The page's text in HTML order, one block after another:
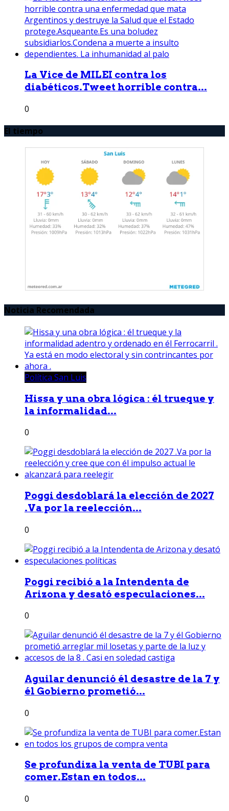
La Vice de MILEI contra los
diabéticos.Tweet horrible contra...
0
El tiempo
Noticia Recomendada
Política San Luis
Hissa y una obra lógica : él trueque y
la informalidad...
0
Poggi desdoblará la elección de 2027
.Va por la reelección...
0
Poggi recibió a la Intendenta de
Arizona y desató especulaciones...
0
Aguilar denunció él desastre de la 7 y
él Gobierno prometió...
0
Se profundiza la venta de TUBI para
comer.Estan en todos...
0